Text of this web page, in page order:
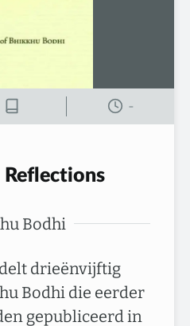
-
Reflections
Bodhi
drieënvijftig
Bodhi die eerder
gepubliceerd in